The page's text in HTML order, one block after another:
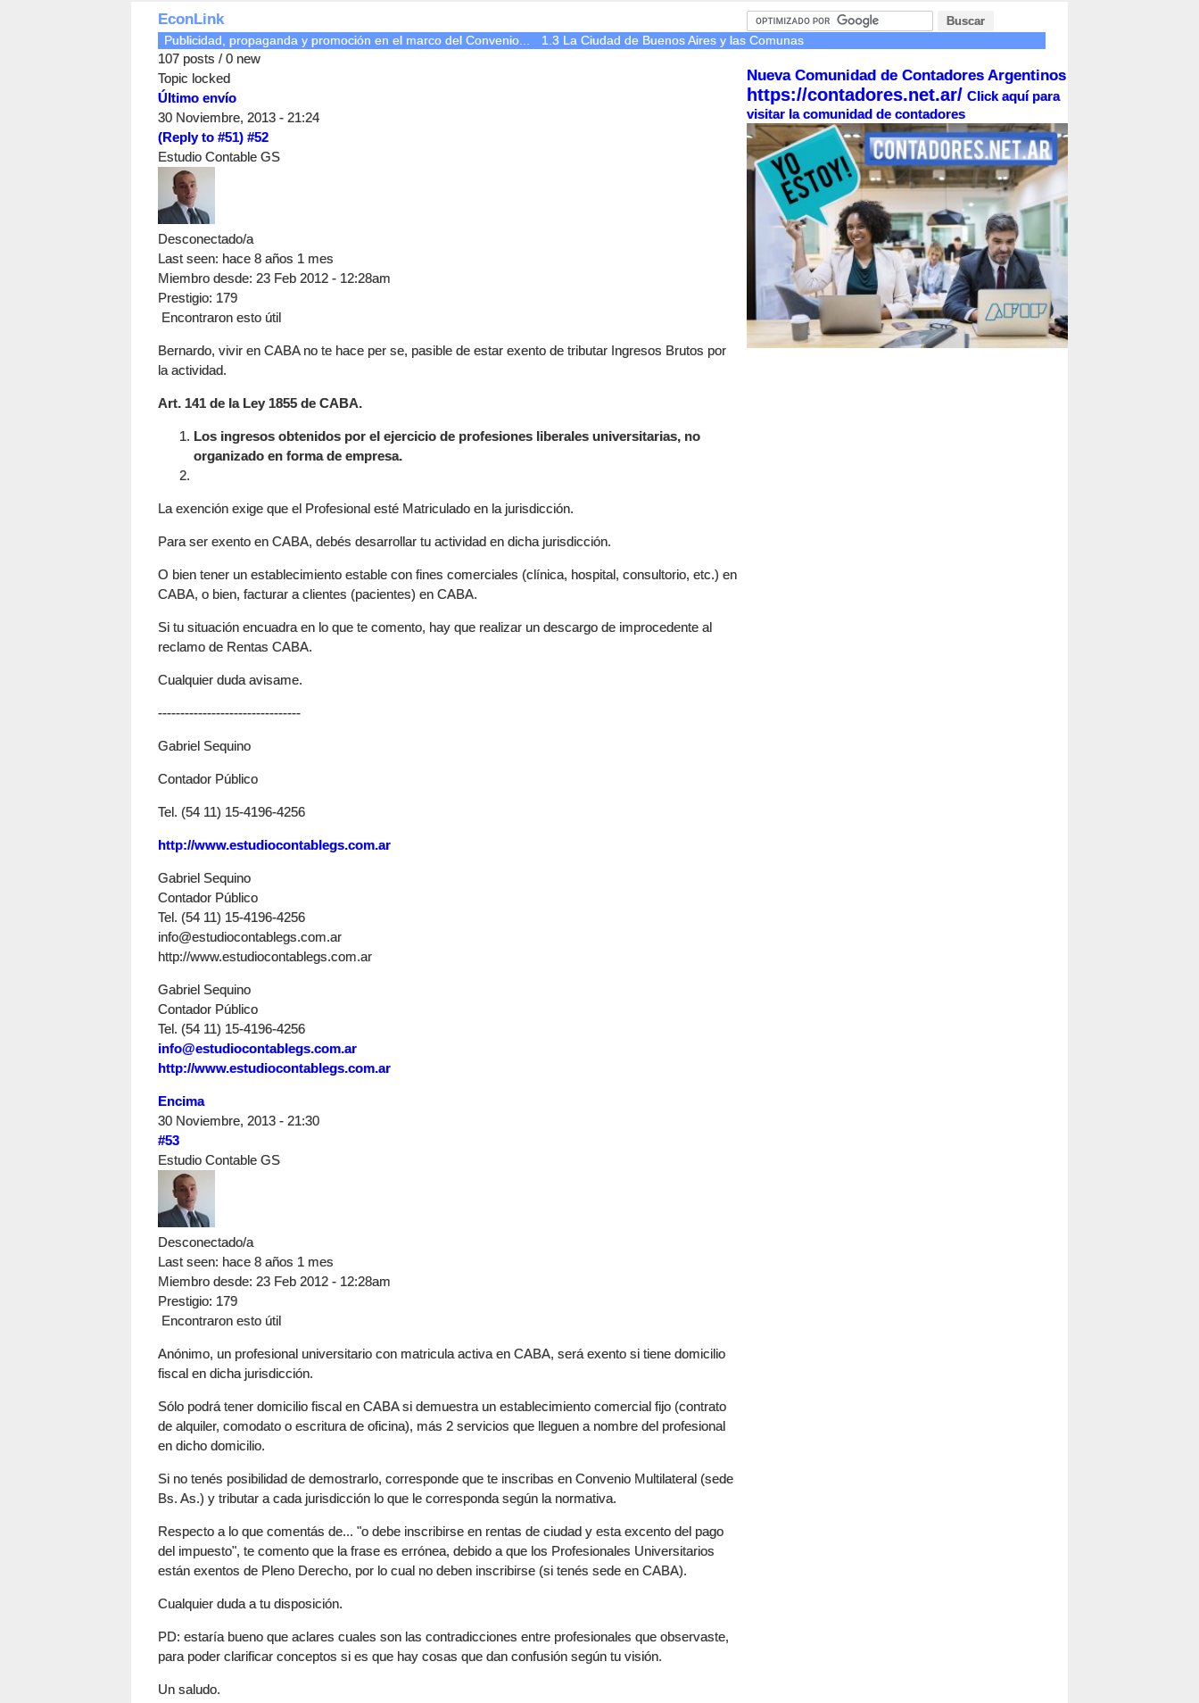
EconLink
Publicidad, propaganda y promoción en el marco del Convenio... 1.3 La Ciudad de Buenos Aires y las Comunas
107 posts / 0 new
Topic locked
Último envío
30 Noviembre, 2013 - 21:24
(Reply to #51) #52
Estudio Contable GS
Desconectado/a
Last seen: hace 8 años 1 mes
Miembro desde: 23 Feb 2012 - 12:28am
Prestigio: 179
Encontraron esto útil
Bernardo, vivir en CABA no te hace per se, pasible de estar exento de tributar Ingresos Brutos por
la actividad.
Art. 141 de la Ley 1855 de CABA.
Los ingresos obtenidos por el ejercicio de profesiones liberales universitarias, no
organizado en forma de empresa.
La exención exige que el Profesional esté Matriculado en la jurisdicción.
Para ser exento en CABA, debés desarrollar tu actividad en dicha jurisdicción.
O bien tener un establecimiento estable con fines comerciales (clínica, hospital, consultorio, etc.) en
CABA, o bien, facturar a clientes (pacientes) en CABA.
Si tu situación encuadra en lo que te comento, hay que realizar un descargo de improcedente al
reclamo de Rentas CABA.
Cualquier duda avisame.
--------------------------------
Gabriel Sequino
Contador Público
Tel. (54 11) 15-4196-4256
http://www.estudiocontablegs.com.ar
Gabriel Sequino
Contador Público
Tel. (54 11) 15-4196-4256
info@estudiocontablegs.com.ar
http://www.estudiocontablegs.com.ar
Gabriel Sequino
Contador Público
Tel. (54 11) 15-4196-4256
info@estudiocontablegs.com.ar
http://www.estudiocontablegs.com.ar
Encima
30 Noviembre, 2013 - 21:30
#53
Estudio Contable GS
Desconectado/a
Last seen: hace 8 años 1 mes
Miembro desde: 23 Feb 2012 - 12:28am
Prestigio: 179
Encontraron esto útil
Anónimo, un profesional universitario con matricula activa en CABA, será exento si tiene domicilio
fiscal en dicha jurisdicción.
Sólo podrá tener domicilio fiscal en CABA si demuestra un establecimiento comercial fijo (contrato
de alquiler, comodato o escritura de oficina), más 2 servicios que lleguen a nombre del profesional
en dicho domicilio.
Si no tenés posibilidad de demostrarlo, corresponde que te inscribas en Convenio Multilateral (sede
Bs. As.) y tributar a cada jurisdicción lo que le corresponda según la normativa.
Respecto a lo que comentás de... "o debe inscribirse en rentas de ciudad y esta excento del pago
del impuesto", te comento que la frase es errónea, debido a que los Profesionales Universitarios
están exentos de Pleno Derecho, por lo cual no deben inscribirse (si tenés sede en CABA).
Cualquier duda a tu disposición.
PD: estaría bueno que aclares cuales son las contradicciones entre profesionales que observaste,
para poder clarificar conceptos si es que hay cosas que dan confusión según tu visión.
Un saludo.
Nueva Comunidad de Contadores Argentinos
https://contadores.net.ar/ Click aquí para
visitar la comunidad de contadores